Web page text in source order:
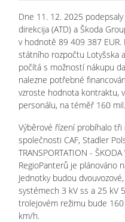
Dne 11. 12. 2025
direkcija (ATD) a Škoda
v hodnotě 89 409 387 EUR.
státního rozpočtu Lotyšska
počítá s možností nákupu
nalezne potřebné
vzroste hodnota kontraktu,
personálu, na téměř 160
Výběrové řízení probíhalo
společnosti CAF, Stadler
TRANSPORTATION -
RegioPanterů je plánováno
Jednotky budou
systémech 3 kV ss a 25 kV
trolejovém režimu bude
km/h.